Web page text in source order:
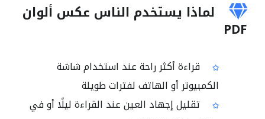
لماذا يستخدم الناس عكس ألوان
PDF
قراءة أكثر راحة عند استخدام شاشة
الكمبيوتر أو الهاتف لفترات طويلة
تقليل إجهاد العين عند القراءة ليلًا أو في